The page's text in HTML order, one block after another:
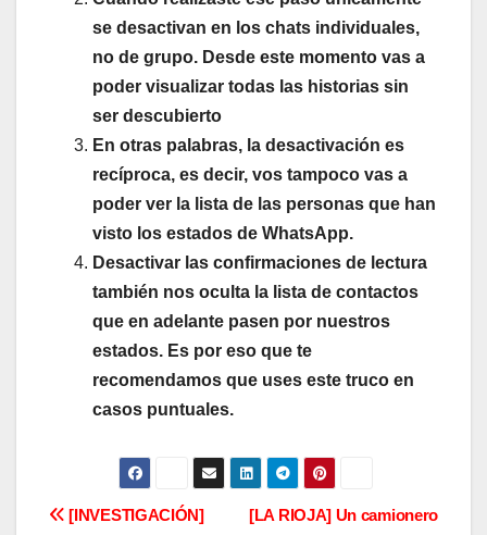
se desactivan en los chats individuales,
no de grupo. Desde este momento vas a
poder visualizar todas las historias sin
ser descubierto
En otras palabras, la desactivación es
recíproca, es decir, vos tampoco vas a
poder ver la lista de las personas que han
visto los estados de WhatsApp.
Desactivar las confirmaciones de lectura
también nos oculta la lista de contactos
que en adelante pasen por nuestros
estados. Es por eso que te
recomendamos que uses este truco en
casos puntuales.
N [LA RIOJA] Un camionero
[INVESTIGACIÓN]